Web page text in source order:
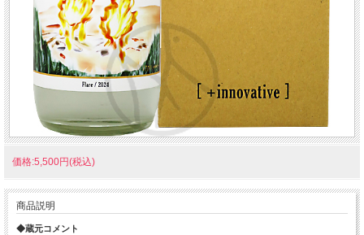
価格:5,500円(税込)
商品説明
◆蔵元コメント